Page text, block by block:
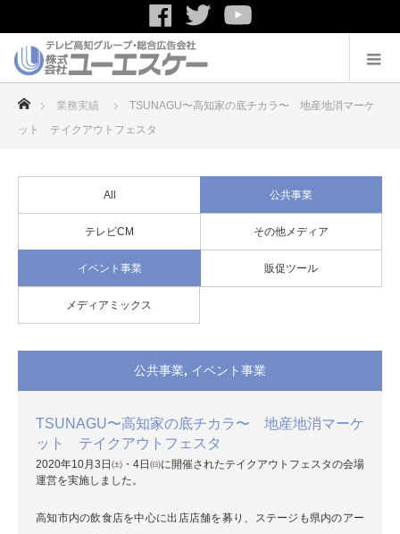
ホーム
業務実績
TSUNAGU〜高知家の底チカラ〜 地産地消マーケ
ット テイクアウトフェスタ
All 公共事業
テレビCM その他メディア
イベント事業 販促ツール
メディアミックス
公共事業, イベント事業
TSUNAGU〜高知家の底チカラ〜 地産地消マーケ
ット テイクアウトフェスタ
2020年10月3日㈯・4日㈰に開催されたテイクアウトフェスタの会場
運営を実施しました。
高知市内の飲食店を中心に出店店舗を募り、ステージも県内のアー